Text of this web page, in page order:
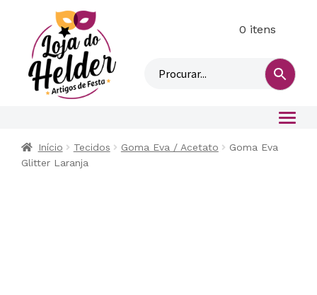
n
0 itens
Início Tecidos Goma Eva / Acetato
Goma Eva
Glitter Laranja